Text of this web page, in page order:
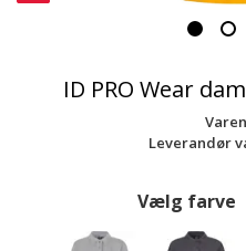
ID PRO Wear
Leverandør
Vælg farve